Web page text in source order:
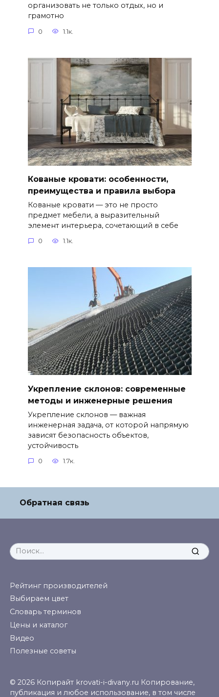
организовать не только отдых, но и
грамотно
0 1.1к.
Кованые кровати: особенности,
преимущества и правила выбора
Кованые кровати — это не просто
предмет мебели, а выразительный
элемент интерьера, сочетающий в себе
0 1.1к.
Укрепление склонов: современные
методы и инженерные решения
Укрепление склонов — важная
инженерная задача, от которой напрямую
зависят безопасность объектов,
устойчивость
0 1.7к.
Обратная связь
Search
for:
Рейтинг производителей
Выбираем цвет
Словарь терминов
Цены и каталог
Видео
Полезные советы
© 2026 Копирайт krovati-i-divany.ru Копирование,
публикация и любое использование, в том числе